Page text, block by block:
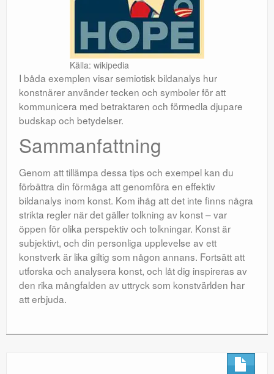
Källa: wikipedia
I båda exemplen visar semiotisk bildanalys hur
konstnärer använder tecken och symboler för att
kommunicera med betraktaren och förmedla djupare
budskap och betydelser.
Sammanfattning
Genom att tillämpa dessa tips och exempel kan du
förbättra din förmåga att genomföra en effektiv
bildanalys inom konst. Kom ihåg att det inte finns några
strikta regler när det gäller tolkning av konst – var
öppen för olika perspektiv och tolkningar. Konst är
subjektivt, och din personliga upplevelse av ett
konstverk är lika giltig som någon annans. Fortsätt att
utforska och analysera konst, och låt dig inspireras av
den rika mångfalden av uttryck som konstvärlden har
att erbjuda.